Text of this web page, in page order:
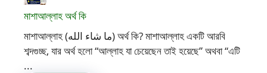
মাশাআল্লাহ অর্থ কি
মাশাআল্লাহ (ما شاء الله) অর্থ কি? মাশাআল্লাহ একটি আরবি
শব্দগুচ্ছ, যার অর্থ হলো “আল্লাহ যা চেয়েছেন তাই হয়েছে” অথবা “এটি
...